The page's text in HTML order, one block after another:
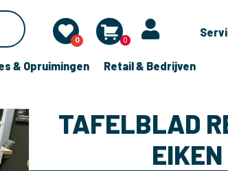
0 0
& Opruimingen Retail & Bedrijven
TAFELBLAD